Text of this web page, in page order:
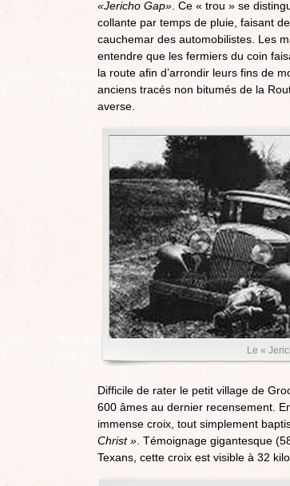
«Jericho Gap» . Ce « trou » se
collante par temps de pluie, faisant
cauchemar des automobilistes. Les
entendre que les fermiers du coin
la route afin d’arrondir leurs fins de
anciens tracés non bitumés de la
averse.
Le «
Difficile de rater le petit village de
600 âmes au dernier recensement.
immense croix, tout simplement
Christ » . Témoignage gigantesque
Texans, cette croix est visible à 32